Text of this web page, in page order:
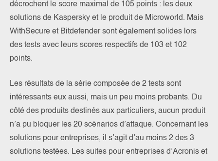
décrochent le score maximal de 105 points : les deux
solutions de Kaspersky et le produit de Microworld. Mais
WithSecure et Bitdefender sont également solides lors
des tests avec leurs scores respectifs de 103 et 102
points.
Les résultats de la série composée de 2 tests sont
intéressants eux aussi, mais un peu moins probants. Du
côté des produits destinés aux particuliers, aucun produit
n’a pu bloquer les 20 scénarios d’attaque. Concernant les
solutions pour entreprises, il s’agit d’au moins 2 des 3
solutions testées. Les suites pour entreprises d’Acronis et